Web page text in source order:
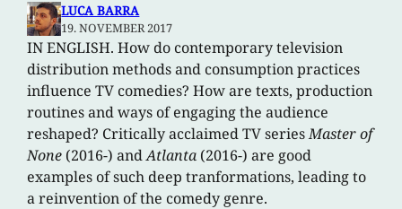
LUCA BARRA
19. NOVEMBER 2017
IN ENGLISH. How do contemporary television
distribution methods and consumption practices
influence TV comedies? How are texts, production
routines and ways of engaging the audience
reshaped? Critically acclaimed TV seriesMaster of
None (2016-) andAtlanta (2016-) are good
examples of such deep tranformations, leading to
a reinvention of the comedy genre.